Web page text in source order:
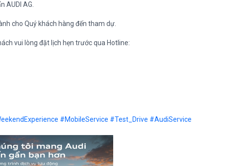
AUDI AG.
cho Quý khách hàng đến tham dự.
vui lòng đặt lịch hẹn trước qua Hotline:
#MobileService #Test_Drive #AudiService